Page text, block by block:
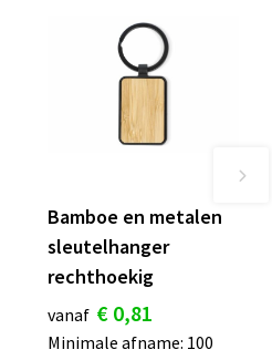
Bamboe en metalen
sleutelhanger
rechthoekig
vanaf € 0,81
Minimale afname: 100